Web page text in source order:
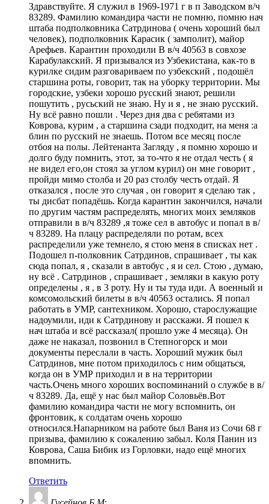
Здравствуйте. Я служил в 1969-1971 г в п Заводском в/ч
83289. Фамилию командира части не помню, помню нач
штаба подполковника Сатрдинова ( очень хороший был
человек), подполковник Карасик ( замполит), майор
Арефьев. Карантин проходили В в/ч 40563 в совхозе
Карабулакский. Я призывался из Узбекистана, как-то в
курилке сидим разговариваем по узбекский , подошёл
старшина роты, говорит, так на уборку территории. Мы
городские, узбеки хорошо русский знают, решили
пошутить , русьский не знаю. Ну и я , не знаю русский.
Ну всё равно пошли . Через дня два с ребятами из
Коврова, курим , а старшина сзади подходит, на меня :а
блин по русский не знаешь. Потом все месяц после
отбоя на полы. Лейтенанта Загляду , я помню хорошо и
долго буду помнить, этот, за то-что я не отдал честь ( я
не видел его,он стоял за углом курил) он мне говорит ,
пройди мимо столба и 20 раз столбу честь отдай. Я
отказался , после это случая , он говорит я сделаю так ,
ты дисбат попадёшь. Когда карантин закончился, начали
по другим частям распределять, многих моих земляков
отправили в в/ч 83289 ,я тоже сел в автобус и попал в в/
ч 83289. На плацу распределяли по ротам, всех
распределили уже темнело, я стою меня в списках нет .
Подошел п-полковник Сатрдинов, спрашивает , ты как
сюда попал, я , сказали в автобус , я и сел. Стою , думаю,
ну всё . Сатрдинов , спрашивает , земляки в какую роту
определены , я , в 3 роту. Ну и ты туда иди. А военный и
комсомольский билеты в в/ч 40563 остались. Я попал
работать в УМР, сантехником. Хорошо, старослужащие
надоумили, иди к Сатрдинову и расскажи. Я пошел к
нач штаба и всё рассказал( прошло уже 4 месяца). Он
даже не наказал, позвонил в Степногорск и мои
документы переслали в часть. Хороший мужик был
Сатрдинов, мне потом приходилось с ним общаться,
когда он в УМР приходил и в на территории
часть.Очень много хороших воспоминаний о службе в в/
ч 83289. Да, ещё у нас был майор Соловьёв.Вот
фамилию командира части не могу вспомнить, он
фронтовик, к солдатам очень хорошо
относился.Напарником на работе был Ваня из Сочи 68 г
призыва, фамилию к сожалению забыл. Коля Панин из
Коврова, Саша Бибик из Горловки, надо ещё многих
впомнить.
Ответить